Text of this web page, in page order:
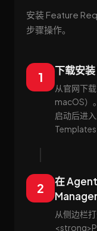
安装 Feature
步骤操作。
1 下载安
从官网下
macOS）
启动后进
Templates
2
在
Manager
从侧边栏